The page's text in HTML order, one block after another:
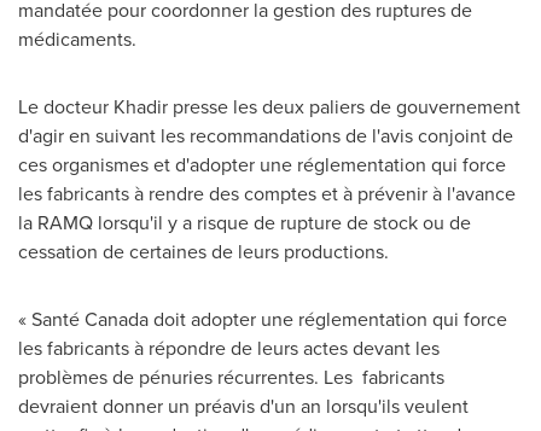
mandatée pour coordonner la gestion des ruptures de
médicaments.
Le docteur Khadir presse les deux paliers de gouvernement
d'agir en suivant les recommandations de l'avis conjoint de
ces organismes et d'adopter une réglementation qui force
les fabricants à rendre des comptes et à prévenir à l'avance
la RAMQ lorsqu'il y a risque de rupture de stock ou de
cessation de certaines de leurs productions.
« SantéCanadadoit adopter une réglementation qui force
les fabricants à répondre de leurs actes devant les
problèmes de pénuries récurrentes. Les fabricants
devraient donner un préavis d'un an lorsqu'ils veulent